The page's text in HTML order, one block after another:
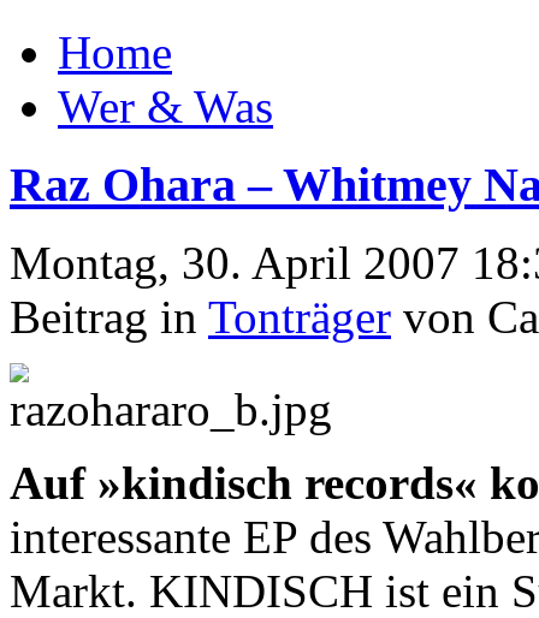
Home
Wer & Was
Raz Ohara – Whitmey
Montag, 30. April 2007
Beitrag in Tonträger von
Auf »kindisch records«
interessante EP des
Markt. KINDISCH ist ein